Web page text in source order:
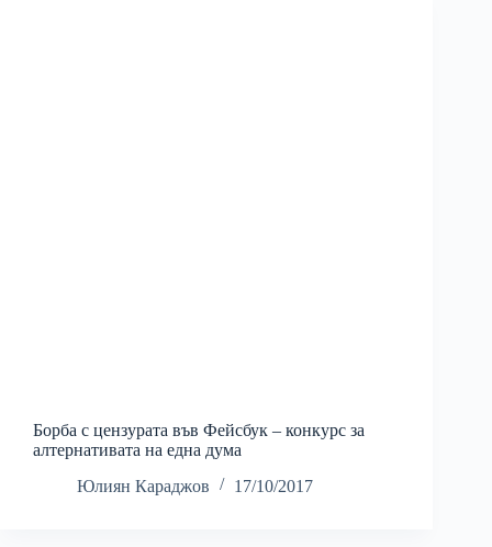
Борба с цензурата във Фейсбук – конкурс за
алтернативата на eдна дума
Юлиян Караджов
17/10/2017